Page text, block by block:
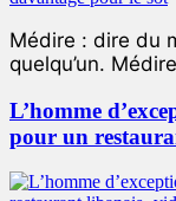
Médire : dire du
quelqu’un.
L’homme
pour un